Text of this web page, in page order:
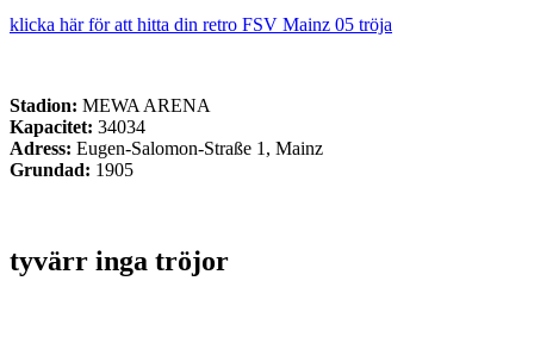
klicka här för att hitta din retro FSV Mainz 05 tröja
Stadion: MEWA ARENA
Kapacitet: 34034
Adress: Eugen-Salomon-Straße 1, Mainz
Grundad: 1905
tyvärr inga tröjor